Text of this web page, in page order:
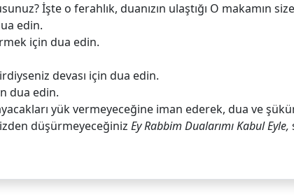
İşte o ferahlık, duanızın ulaştığı O makamın
edin.
için dua edin.
devası için dua edin.
dua edin.
yük vermeyeceğine iman ederek, dua ve
düşürmeyeceğiniz Ey Rabbim Dualarımı Kabul Eyle,